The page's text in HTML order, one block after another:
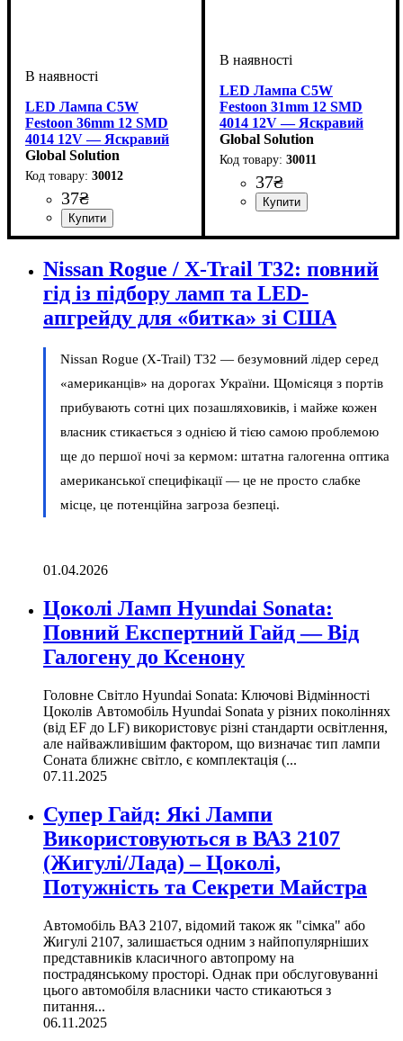
LED Лампа C5W
Festoon 36mm 12 SMD
4014 12V — Яскравий
Білий
Global Solution
30012
37₴
Призначення лампи:
Колір:: Білий
Тип світлодіодного елементу:
Кількість світлодіодів: 12
Напруга, V: 12V
Кількість в упаковці: 1 шт.
LED Лампа C5W
Festoon 31mm 12 SMD
4014 12V — Яскравий
Білий
Global Solution
30011
37₴
Освітлення салону
4014SMD
SMD
Nissan Rogue / X-Trail T32: повний
гід із підбору ламп та LED-
апгрейду для «битка» зі США
Nissan Rogue (X-Trail) T32 — безумовний лідер серед
«американців» на дорогах України. Щомісяця з портів
прибувають сотні цих позашляховиків, і майже кожен
власник стикається з однією й тією самою проблемою
ще до першої ночі за кермом: штатна галогенна оптика
американської специфікації — це не просто слабке
місце, це потенційна загроза безпеці.
01.04.2026
Цоколі Ламп Hyundai Sonata:
Повний Експертний Гайд — Від
Галогену до Ксенону
Головне Світло Hyundai Sonata: Ключові Відмінності
Цоколів Автомобіль Hyundai Sonata у різних поколіннях
(від EF до LF) використовує різні стандарти освітлення,
але найважливішим фактором, що визначає тип лампи
Соната ближнє світло, є комплектація (...
07.11.2025
Супер Гайд: Які Лампи
Використовуються в ВАЗ 2107
(Жигулі/Лада) – Цоколі,
Потужність та Секрети Майстра
Автомобіль ВАЗ 2107, відомий також як "сімка" або
Жигулі 2107, залишається одним з найпопулярніших
представників класичного автопрому на
пострадянському просторі. Однак при обслуговуванні
цього автомобіля власники часто стикаються з
питання...
06.11.2025